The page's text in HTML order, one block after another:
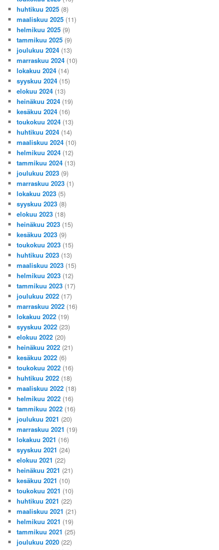
huhtikuu 2025 (8)
maaliskuu 2025 (11)
helmikuu 2025 (9)
tammikuu 2025 (9)
joulukuu 2024 (13)
marraskuu 2024 (10)
lokakuu 2024 (14)
syyskuu 2024 (15)
elokuu 2024 (13)
heinäkuu 2024 (19)
kesäkuu 2024 (16)
toukokuu 2024 (13)
huhtikuu 2024 (14)
maaliskuu 2024 (10)
helmikuu 2024 (12)
tammikuu 2024 (13)
joulukuu 2023 (9)
marraskuu 2023 (1)
lokakuu 2023 (5)
syyskuu 2023 (8)
elokuu 2023 (18)
heinäkuu 2023 (15)
kesäkuu 2023 (9)
toukokuu 2023 (15)
huhtikuu 2023 (13)
maaliskuu 2023 (15)
helmikuu 2023 (12)
tammikuu 2023 (17)
joulukuu 2022 (17)
marraskuu 2022 (16)
lokakuu 2022 (19)
syyskuu 2022 (23)
elokuu 2022 (20)
heinäkuu 2022 (21)
kesäkuu 2022 (6)
toukokuu 2022 (16)
huhtikuu 2022 (18)
maaliskuu 2022 (18)
helmikuu 2022 (16)
tammikuu 2022 (16)
joulukuu 2021 (20)
marraskuu 2021 (19)
lokakuu 2021 (16)
syyskuu 2021 (24)
elokuu 2021 (22)
heinäkuu 2021 (21)
kesäkuu 2021 (10)
toukokuu 2021 (10)
huhtikuu 2021 (22)
maaliskuu 2021 (21)
helmikuu 2021 (19)
tammikuu 2021 (25)
joulukuu 2020 (22)